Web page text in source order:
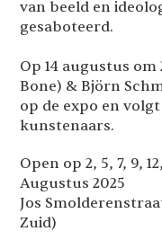
van beeld en
gesaboteerd.
Op 14 augustus
Bone) & Björn
op de expo en
kunstenaars.
Open op 2, 5, 7, 9,
Augustus 2025
Jos
Zuid)